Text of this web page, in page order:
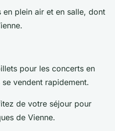
en plein air et en salle, dont
pour les concerts en
se vendent rapidement.
de votre séjour pour
de Vienne.